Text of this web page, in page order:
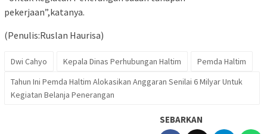
pekerjaan”,katanya.
(Penulis:Ruslan Haurisa)
Dwi Cahyo Kepala Dinas Perhubungan Haltim
Pemda Haltim
Tahun Ini Pemda Haltim Alokasikan Anggaran Senilai 6 Milyar Untuk
Kegiatan Belanja Penerangan
SEBARKAN